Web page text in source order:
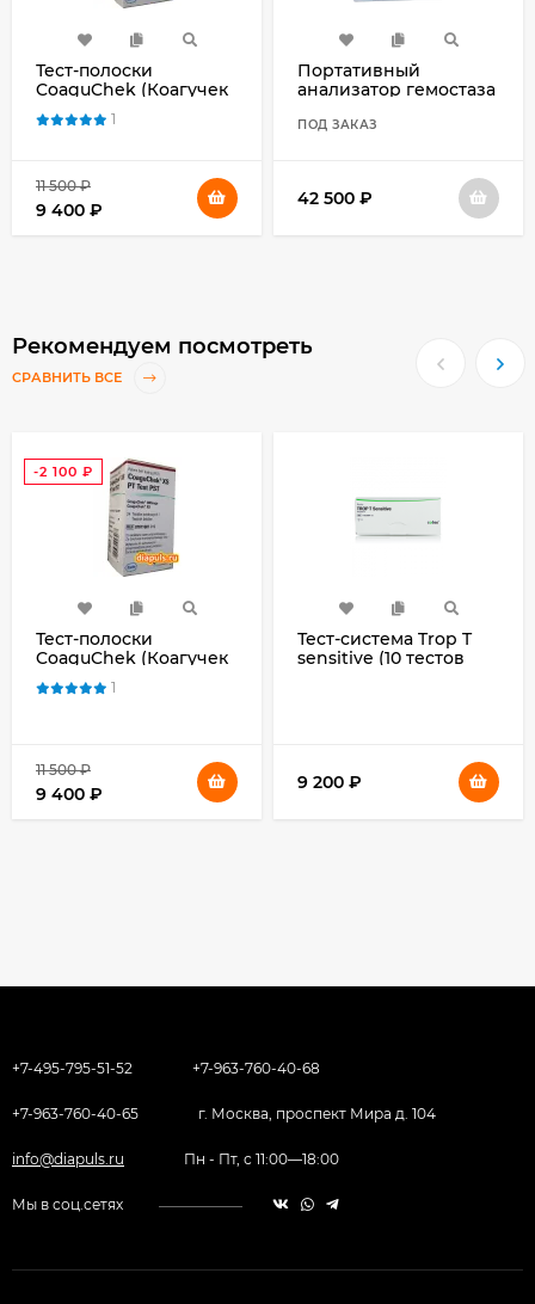
Тест-полоски
CoaguChek (Коагучек
XS 24) XS PT Test PST
№24 для
времени
1
11 500₽
9 400 ₽
Портативный
анализатор гемостаза
(Коагучек ИксЭс)
ПОД ЗАКАЗ
42 500 ₽
Рекомендуем посмотреть
СРАВНИТЬ ВСЕ
-2 100 ₽
Тест-полоски
CoaguChek (Коагучек
XS 24) XS PT Test PST
№24 для 1
11 500₽
9 400 ₽
Тест-система Trop T
sensitive (10 тестов
9 200 ₽
+7-495-795-51-52 +7-963-760-40-68
+7-963-760-40-65 г. Москва, проспект Мира д. 104
info@diapuls.ru Пн - Пт, с 11:00—18:00
Мы в соц.сетях